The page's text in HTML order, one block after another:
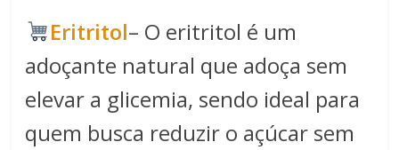
Eritritol– O eritritol é um
adoçante natural que adoça sem
elevar a glicemia, sendo ideal para
quem busca reduzir o açúcar sem